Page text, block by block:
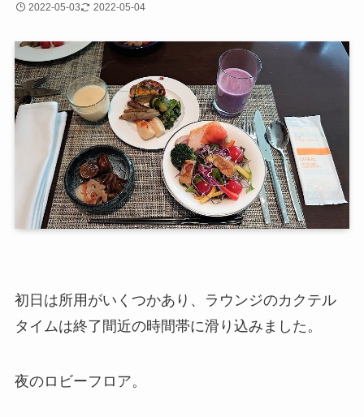
2022-05-03 2022-05-04
初日は所用がいくつかあり、ラウンジのカクテル
タイムは終了間近の時間帯に滑り込みました。
夜のロビーフロア。